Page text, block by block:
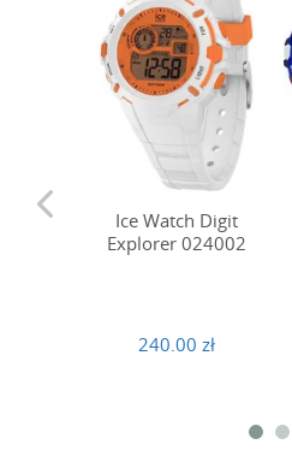
Ice Watch Digit
Explorer 024002
240.00 zł